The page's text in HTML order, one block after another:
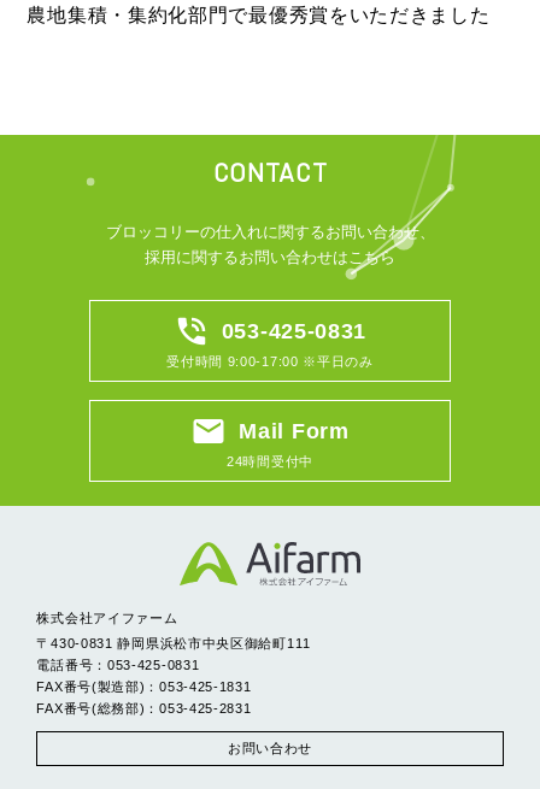
農地集積・集約化部門で最優秀賞をいただきました
CONTACT
ブロッコリーの仕入れに関するお問い合わせ、
採用に関するお問い合わせはこちら
phone_in_talk 053-425-0831
受付時間 9:00-17:00 ※平日のみ
email Mail Form
24時間受付中
株式会社アイファーム
〒430-0831 静岡県浜松市中央区御給町111
電話番号：053-425-0831
FAX番号(製造部)：053-425-1831
FAX番号(総務部)：053-425-2831
お問い合わせ